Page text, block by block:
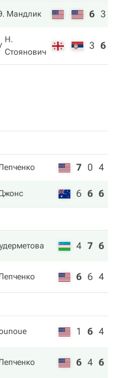
Мандлик 6 3
Н.
Стоянович
3 6
7 0 4
6 6 6
4 7 6
6 6 4
1 6 4
6 4 6